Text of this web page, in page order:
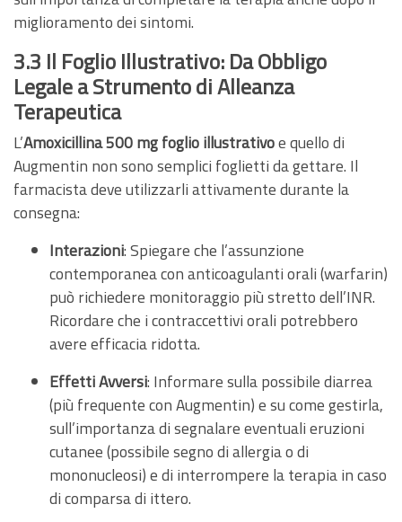
miglioramento dei sintomi.
3.3 Il Foglio Illustrativo: Da Obbligo
Legale a Strumento di Alleanza
Terapeutica
L’Amoxicillina 500 mg foglio illustrativoe quello di
Augmentin non sono semplici foglietti da gettare. Il
farmacista deve utilizzarli attivamente durante la
consegna:
Interazioni: Spiegare che l’assunzione
contemporanea con anticoagulanti orali (warfarin)
può richiedere monitoraggio più stretto dell’INR.
Ricordare che i contraccettivi orali potrebbero
avere efficacia ridotta.
Effetti Avversi: Informare sulla possibile diarrea
(più frequente con Augmentin) e su come gestirla,
sull’importanza di segnalare eventuali eruzioni
cutanee (possibile segno di allergia o di
mononucleosi) e di interrompere la terapia in caso
di comparsa di ittero.